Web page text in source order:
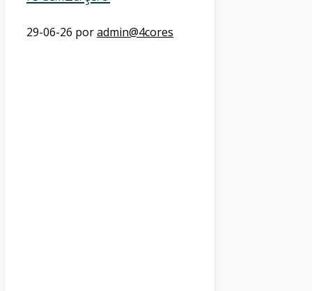
29-06-26 poradmin@4cores